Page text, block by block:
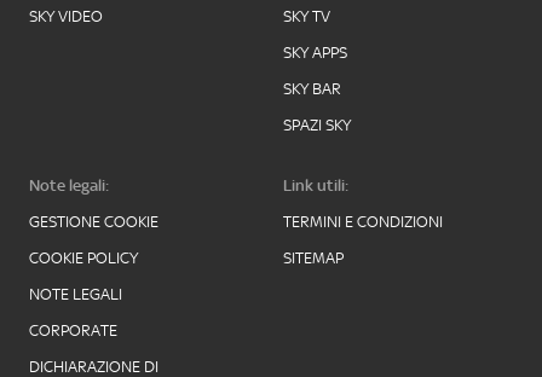
SKY VIDEO
SKY TV
SKY APPS
SKY BAR
SPAZI SKY
Note legali:
GESTIONE COOKIE
COOKIE POLICY
NOTE LEGALI
CORPORATE
DICHIARAZIONE DI
Link utili:
TERMINI E CONDIZIONI
SITEMAP